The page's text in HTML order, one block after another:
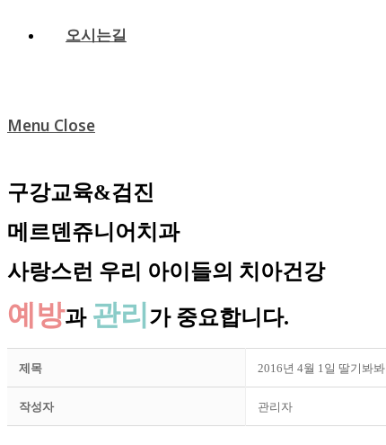
오시는길
Menu Close
구강교육&검진
메르덴쥬니어치과
사랑스런 우리 아이들의 치아건강
예방과 관리 가 중요합니다.
제목 2016년 4월 1일 딸기봐봐
작성자 관리자